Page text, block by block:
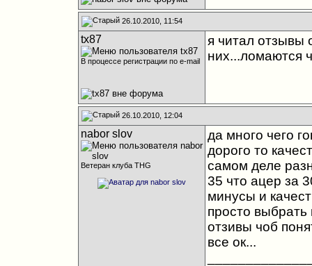
26.10.2010, 11:54
tx87
В процессе регистрации по e-mail
я читал отзывы
них...ломаются
26.10.2010, 12:04
nabor slov
Ветеран клуба THG
да много чего
дорого то
самом деле
35 что ацер за
минусы и
просто выбрать
отзивы чоб
все ок...